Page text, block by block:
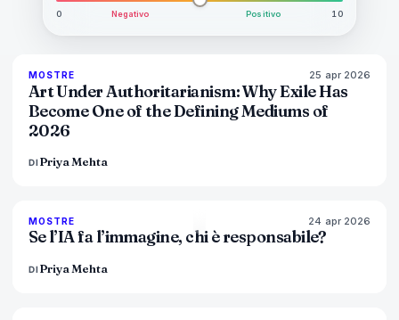
0 Negativo Positivo 10
77% 64
MOSTRE 25 apr 2026
Art Under Authoritarianism: Why Exile Has
Become One of the Defining Mediums of
2026
DI Priya Mehta
76% 69
MOSTRE 24 apr 2026
Se l’IA fa l’immagine, chi è responsabile?
DIPriya Mehta